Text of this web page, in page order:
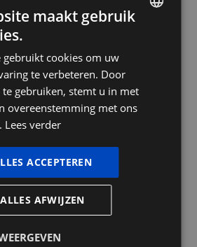
erft de woning niet
is dus noodzakelijk.
verschuldigd
op
werd hetpartnerabattement
goederen:
maakt gebruik
gebruikt cookies om uw
te verbeteren. Door
te gebruiken, stemt u in met
overeenstemming met ons
Lees verder
ACCEPTEREN
ALLES AFWIJZEN